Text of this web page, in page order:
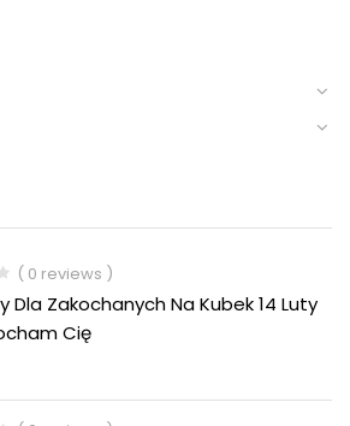
( 0 reviews )
Dla Zakochanych Na Kubek 14 Luty
Cię